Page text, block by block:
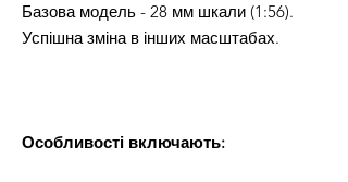
Базова модель - 28 мм шкали (1:56).
Успішна зміна в інших масштабах.
Особливості включають: